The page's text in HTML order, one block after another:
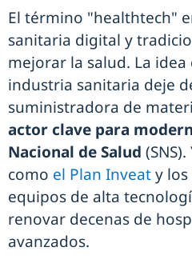
El término "healthtech"
sanitaria digital y
mejorar la salud. La idea
industria sanitaria deje
suministradora de
actor clave para
Nacional de Salud
como el Plan Inveaty
equipos de alta
renovar decenas de
avanzados.